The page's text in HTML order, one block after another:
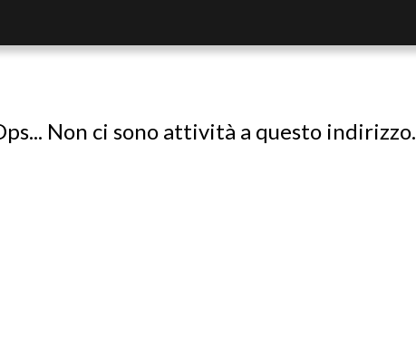
Non ci sono attività a questo indirizzo.